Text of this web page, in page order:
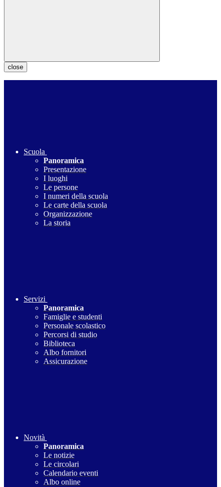
close
Scuola
Panoramica
Presentazione
I luoghi
Le persone
I numeri della scuola
Le carte della scuola
Organizzazione
La storia
Servizi
Panoramica
Famiglie e studenti
Personale scolastico
Percorsi di studio
Biblioteca
Albo fornitori
Assicurazione
Novità
Panoramica
Le notizie
Le circolari
Calendario eventi
Albo online